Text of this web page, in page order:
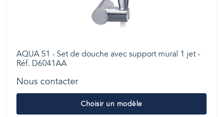
AQUA S1 - Set de douche avec support mural 1 jet -
Réf. D6041AA
Nous contacter
Choisir un modèle